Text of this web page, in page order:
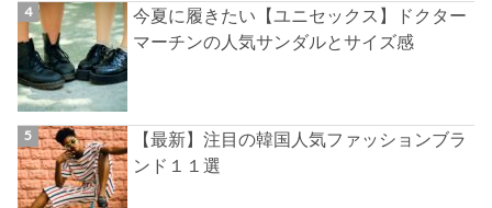
今夏に履きたい【ユニセックス】ドクター
マーチンの人気サンダルとサイズ感
【最新】注目の韓国人気ファッションブラ
ンド１１選